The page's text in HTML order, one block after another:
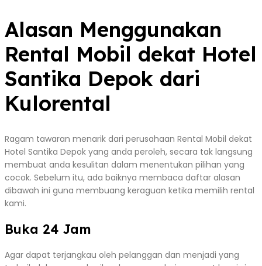
Alasan Menggunakan
Rental Mobil dekat Hotel
Santika Depok dari
Kulorental
Ragam tawaran menarik dari perusahaan Rental Mobil dekat
Hotel Santika Depok yang anda peroleh, secara tak langsung
membuat anda kesulitan dalam menentukan pilihan yang
cocok. Sebelum itu, ada baiknya membaca daftar alasan
dibawah ini guna membuang keraguan ketika memilih rental
kami.
Buka 24 Jam
Agar dapat terjangkau oleh pelanggan dan menjadi yang